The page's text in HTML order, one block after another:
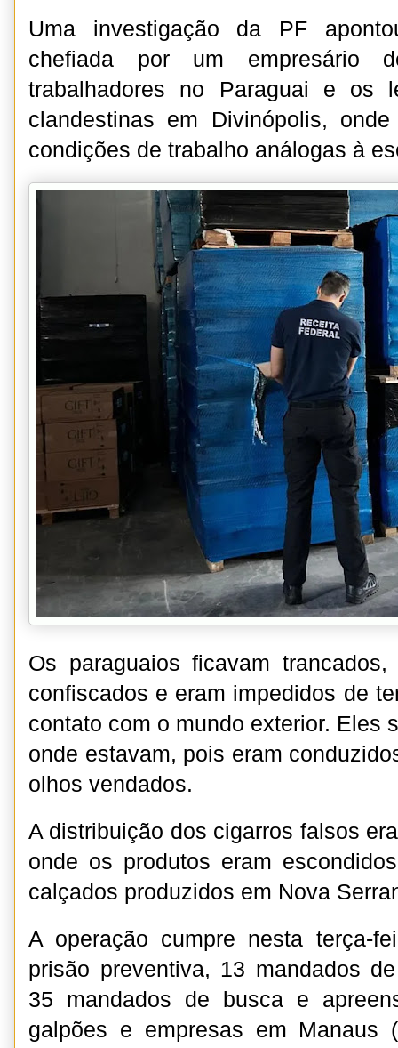
Uma investigação da PF
chefiada por um empresário
trabalhadores no Paraguai e os
clandestinas em Divinópolis,
condições de trabalho análogas à
Os paraguaios ficavam
confiscados e eram impedidos de
contato com o mundo exterior. Eles
onde estavam, pois eram
olhos vendados.
A distribuição dos cigarros falsos
onde os produtos eram
calçados produzidos em Nova
A operação cumpre nesta terça-
prisão preventiva, 13 mandados
35 mandados de busca e
galpões e empresas em Manaus